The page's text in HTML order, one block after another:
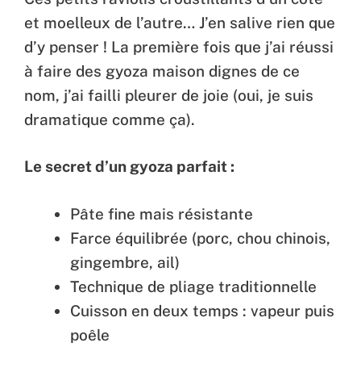
et moelleux de l’autre… J’en salive rien que
d’y penser ! La première fois que j’ai réussi
à faire des gyoza maison dignes de ce
nom, j’ai failli pleurer de joie (oui, je suis
dramatique comme ça).
Le secret d’un gyoza parfait :
Pâte fine mais résistante
Farce équilibrée (porc, chou chinois,
gingembre, ail)
Technique de pliage traditionnelle
Cuisson en deux temps : vapeur puis
poêle